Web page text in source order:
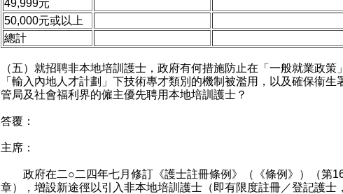
49,999元
50,000元或以上
總計
（五）就招聘非本地培訓護士，政府有何措施防止在「一般就業政策
「輸入內地人才計劃」下技術專才類別的機制被濫用，以及確保衞生
管局及社會福利界的僱主優先聘用本地培訓護士？
答覆：
主席：
政府在二○二四年七月修訂《護士註冊條例》（《條例》）（第
章），增設新途徑以引入非本地培訓護士（即有限度註冊／登記護士